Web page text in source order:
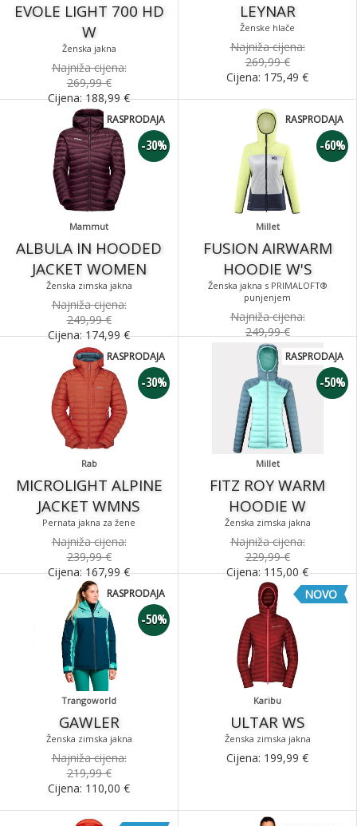
EVOLE LIGHT 700 HD
W
Ženska jakna
Najniža cijena:
269,99 €
Cijena:188,99€
LEYNAR
Ženske hlače
Najniža cijena:
269,99 €
Cijena: 175,49 €
Mammut
ALBULA IN HOODED
JACKET WOMEN
Ženska zimska jakna
-30%
RASPRODAJA
Najniža cijena:
249,99 €
Cijena:174,99€
Millet
FUSION AIRWARM
HOODIE W'S
Ženska jakna s PRIMALOFT®
punjenjem
-60%
RASPRODAJA
Najniža cijena:
249,99 €
Cijena:100,00
Rab
MICROLIGHT ALPINE
JACKET WMNS
Pernata jakna za žene
-30%
RASPRODAJA
Najniža cijena:
239,99 €
Cijena:167,99€
Millet
FITZ ROY WARM
HOODIE W
Ženska zimska jakna
-50%
RASPRODAJA
Najniža cijena:
229,99 €
Cijena:115,00€
Trangoworld
GAWLER
Ženska zimska jakna
-50%
RASPRODAJA
Najniža cijena:
219,99 €
Cijena: 110,00 €
Karibu
ULTAR WS
Ženska zimska jakna
NOVO
Cijena: 199,99 €